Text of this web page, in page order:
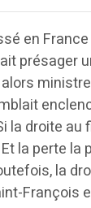
en
présager
la droite
la perte
la